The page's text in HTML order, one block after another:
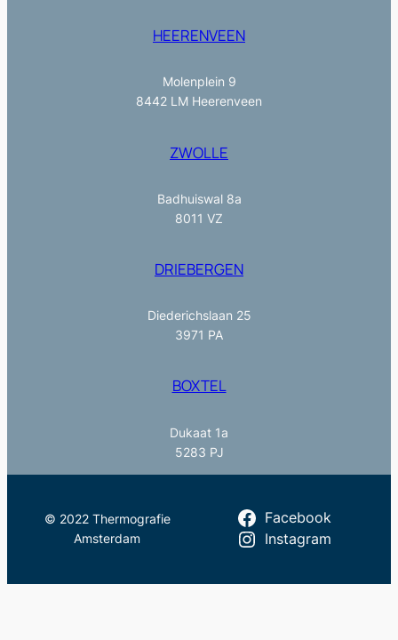
HEERENVEEN
Molenplein 9
8442 LM Heerenveen
ZWOLLE
Badhuiswal 8a
8011 VZ
DRIEBERGEN
Diederichslaan 25
3971 PA
BOXTEL
Dukaat 1a
5283 PJ
© 2022 Thermografie
Amsterdam
Facebook
Instagram